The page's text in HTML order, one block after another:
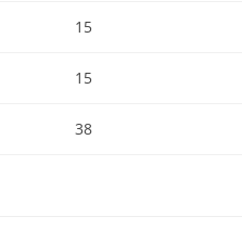
15
15
38